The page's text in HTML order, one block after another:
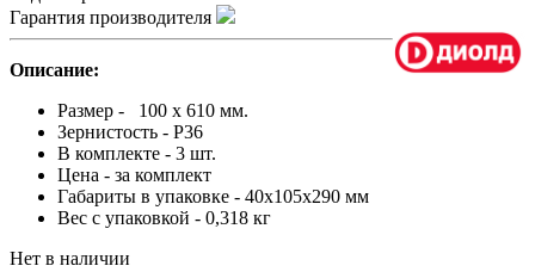
Гарантия производителя
Описание:
Размер - 100 x 610 мм.
Зернистость - Р36
В комплекте - 3 шт.
Цена - за комплект
Габариты в упаковке - 40x105x290 мм
Вес с упаковкой - 0,318 кг
Нет в наличии